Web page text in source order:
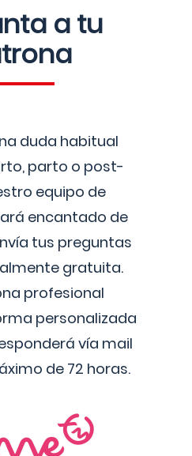
a tu
duda habitual
parto o post-
equipo de
encantado de
tus preguntas
gratuita.
profesional
personalizada
vía mail
de 72 horas.